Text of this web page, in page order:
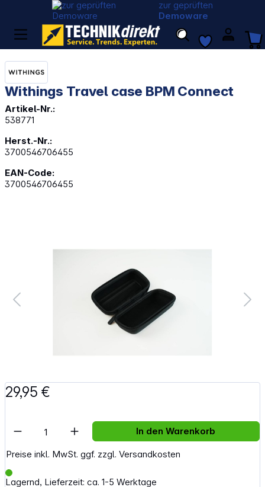
zur geprüften
Demoware
Withings Travel case BPM Connect
Artikel-Nr.:
538771
Herst.-Nr.:
3700546706455
EAN-Code:
3700546706455
29,95 €
Preise inkl. MwSt. ggf. zzgl. Versandkosten
Lagernd, Lieferzeit: ca. 1-5 Werktage
Artikel Anzahl: Gib den gewünschten
In den Warenkorb